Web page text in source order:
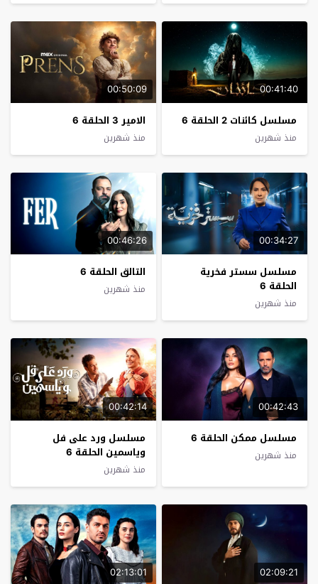
00:41:40
مسلسل كائنات 2 الحلقة 6
منذ شهرين
00:50:09
الامير 3 الحلقة 6
منذ شهرين
00:34:27
مسلسل سستر فخرية
الحلقة 6
منذ شهرين
00:46:26
التالق الحلقة 6
منذ شهرين
00:42:43
مسلسل ممكن الحلقة 6
منذ شهرين
00:42:14
مسلسل ورد على فل
وياسمين الحلقة 6
منذ شهرين
02:09:21
02:13:01